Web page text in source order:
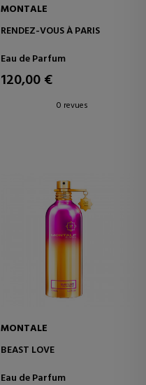
MONTALE
RENDEZ-VOUS À PARIS
Eau de Parfum
120,00 €
0 revues
MONTALE
BEAST LOVE
Eau de Parfum